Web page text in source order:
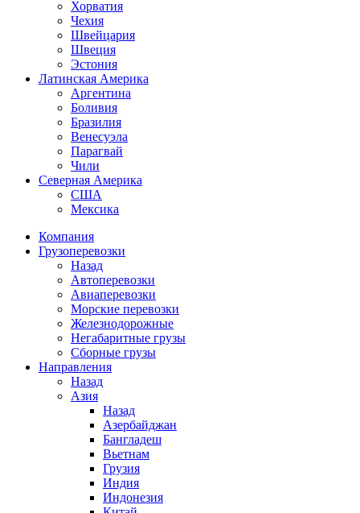
Хорватия
Чехия
Швейцария
Швеция
Эстония
Латинская Америка
Аргентина
Боливия
Бразилия
Венесуэла
Парагвай
Чили
Северная Америка
США
Мексика
Компания
Грузоперевозки
Назад
Автоперевозки
Авиаперевозки
Морские перевозки
Железнодорожные
Негабаритные грузы
Сборные грузы
Направления
Назад
Азия
Назад
Азербайджан
Бангладеш
Вьетнам
Грузия
Индия
Индонезия